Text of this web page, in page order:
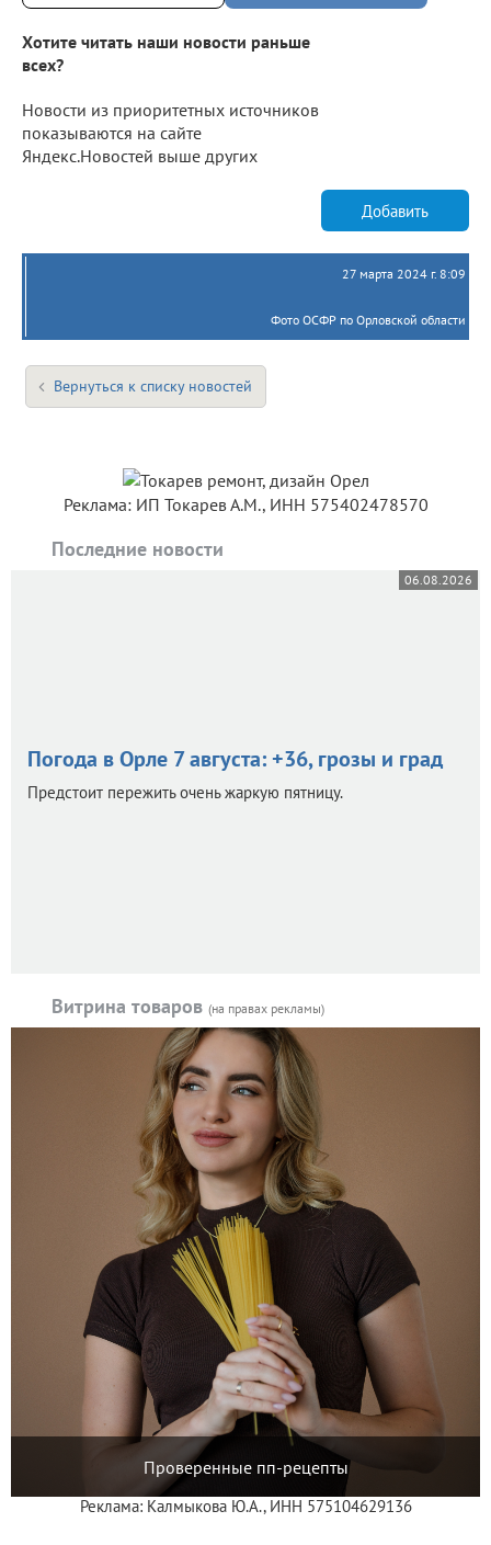
Хотите читать наши новости раньше
всех?
Новости из приоритетных источников
показываются на сайте
Яндекс.Новостей выше других
Добавить
27 марта 2024 г. 8:09
Фото ОСФР по Орловской области
Вернуться к списку новостей
Реклама: ИП Токарев А.М., ИНН 575402478570
Последние новости
06.08.2026
Погода в Орле 7 августа: +36, грозы и град
Предстоит пережить очень жаркую пятницу.
Витрина товаров (на правах рекламы)
Проверенные пп-рецепты
Реклама: Калмыкова Ю.А., ИНН 575104629136